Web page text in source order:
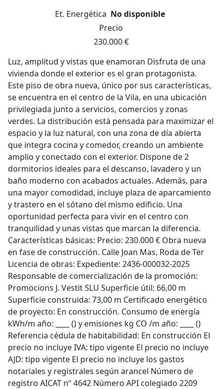
Et. Energética No disponible
Precio
230.000 €
Luz, amplitud y vistas que enamoran Disfruta de una
vivienda donde el exterior es el gran protagonista.
Este piso de obra nueva, único por sus características,
se encuentra en el centro de la Vila, en una ubicación
privilegiada junto a servicios, comercios y zonas
verdes. La distribución está pensada para maximizar el
espacio y la luz natural, con una zona de día abierta
que integra cocina y comedor, creando un ambiente
amplio y conectado con el exterior. Dispone de 2
dormitorios ideales para el descanso, lavadero y un
baño moderno con acabados actuales. Además, para
una mayor comodidad, incluye plaza de aparcamiento
y trastero en el sótano del mismo edificio. Una
oportunidad perfecta para vivir en el centro con
tranquilidad y unas vistas que marcan la diferencia.
Características básicas: Precio: 230.000 € Obra nueva
en fase de construcción. Calle Joan Mas, Roda de Ter
Licencia de obras: Expediente: 2436-000032-2025
Responsable de comercialización de la promoción:
Promocions J. Vestit SLU Superficie útil: 66,00 m
Superficie construida: 73,00 m Certificado energético
de proyecto: En construcción. Consumo de energía
kWh/m año: ____ () y emisiones kg CO /m año: ____ ()
Referencia cédula de habitabilidad: En construcción El
precio no incluye IVA: tipo vigente El precio no incluye
AJD: tipo vigente El precio no incluye los gastos
notariales y registrales según arancel Número de
registro AICAT nº 4642 Número API colegiado 2209